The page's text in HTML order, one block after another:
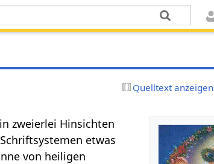
Quelltext anzeigen
zweierlei Hinsichten
etwas
von heiligen